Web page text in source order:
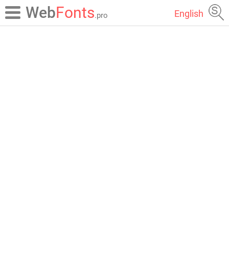
WebFonts.pro English